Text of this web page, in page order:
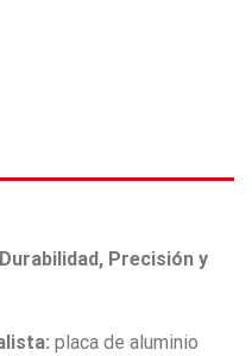
Precisión y
placa de aluminio